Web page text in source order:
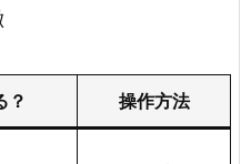
？ 操作方法